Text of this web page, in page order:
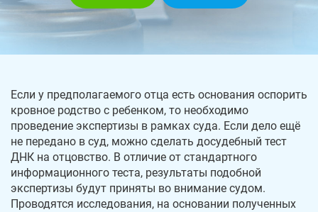
Если у предполагаемого отца есть основания оспорить
кровное родство с ребенком, то необходимо
проведение экспертизы в рамках суда. Если дело ещё
не передано в суд, можно сделать досудебный тест
ДНК на отцовство. В отличие от стандартного
информационного теста, результаты подобной
экспертизы будут приняты во внимание судом.
Проводятся исследования, на основании полученных